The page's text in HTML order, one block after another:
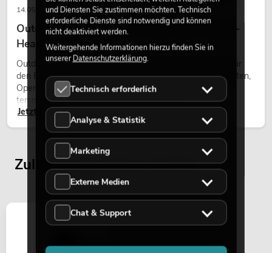
14.05.2026
Outdoor Moving-Heads: Wetterfeste Moving-
Heads bei Events
Outdoor Moving-Heads sind bewegliche Scheinwerfer für
den Einsatz im Freien. Sie werden bei Festivals, Stadtfesten,
Open-Air-Konzerten, Architekturinszenierungen und
temporären Außeninstallationen eingesetzt.
Jetzt lesen
Zuletzt angesehene Artikel
und Diensten Sie zustimmen möchten. Technisch
erforderliche Dienste sind notwendig und können
nicht deaktiviert werden.
Weitergehende Informationen hierzu finden Sie in
unsererDatenschutzerklärung.
Technisch erforderlich
Analyse & Statistik
Marketing
Externe Medien
Chat & Support